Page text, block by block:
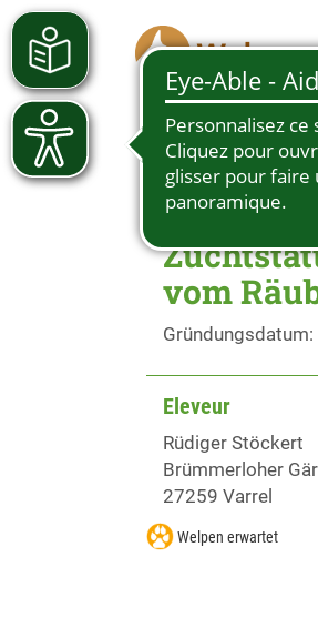
vom
Eleveur
Rüdiger Stöckert
Brümmerloher
27259 Varrel
Welpen erwartet